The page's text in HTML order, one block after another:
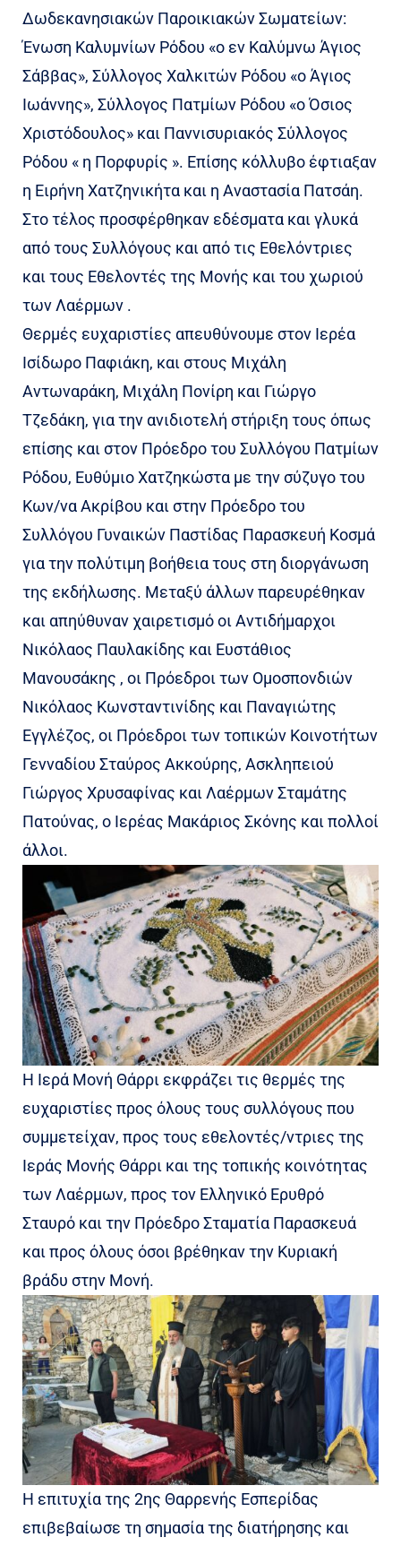
Δωδεκανησιακών Παροικιακών Σωματείων:
Ένωση Καλυμνίων Ρόδου «ο εν Καλύμνω Άγιος
Σάββας», Σύλλογος Χαλκιτών Ρόδου «ο Άγιος
Ιωάννης», Σύλλογος Πατμίων Ρόδου «ο Όσιος
Χριστόδουλος» και Παννισυριακός Σύλλογος
Ρόδου « η Πορφυρίς ». Επίσης κόλλυβο έφτιαξαν
η Ειρήνη Χατζηνικήτα και η Αναστασία Πατσάη.
Στο τέλος προσφέρθηκαν εδέσματα και γλυκά
από τους Συλλόγους και από τις Εθελόντριες
και τους Εθελοντές της Μονής και του χωριού
των Λαέρμων .
Θερμές ευχαριστίες απευθύνουμε στον Ιερέα
Ισίδωρο Παφιάκη, και στους Μιχάλη
Αντωναράκη, Μιχάλη Πονίρη και Γιώργο
Τζεδάκη, για την ανιδιοτελή στήριξη τους όπως
επίσης και στον Πρόεδρο του Συλλόγου Πατμίων
Ρόδου, Ευθύμιο Χατζηκώστα με την σύζυγο του
Κων/να Ακρίβου και στην Πρόεδρο του
Συλλόγου Γυναικών Παστίδας Παρασκευή Κοσμά
για την πολύτιμη βοήθεια τους στη διοργάνωση
της εκδήλωσης. Μεταξύ άλλων παρευρέθηκαν
και απηύθυναν χαιρετισμό οι Αντιδήμαρχοι
Νικόλαος Παυλακίδης και Ευστάθιος
Μανουσάκης , οι Πρόεδροι των Ομοσπονδιών
Νικόλαος Κωνσταντινίδης και Παναγιώτης
Εγγλέζος, οι Πρόεδροι των τοπικών Κοινοτήτων
Γενναδίου Σταύρος Ακκούρης, Ασκληπειού
Γιώργος Χρυσαφίνας και Λαέρμων Σταμάτης
Πατούνας, ο Ιερέας Μακάριος Σκόνης και πολλοί
άλλοι.
Η Ιερά Μονή Θάρρι εκφράζει τις θερμές της
ευχαριστίες προς όλους τους συλλόγους που
συμμετείχαν, προς τους εθελοντές/ντριες της
Ιεράς Μονής Θάρρι και της τοπικής κοινότητας
των Λαέρμων, προς τον Ελληνικό Ερυθρό
Σταυρό και την Πρόεδρο Σταματία Παρασκευά
και προς όλους όσοι βρέθηκαν την Κυριακή
βράδυ στην Μονή.
Η επιτυχία της 2ης Θαρρενής Εσπερίδας
επιβεβαίωσε τη σημασία της διατήρησης και